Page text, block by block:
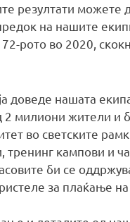
резултати можете
на нашите
рото во 2020,
доведе нашата
2 милиони жители и
во светските
кампови и
би се
за плаќање